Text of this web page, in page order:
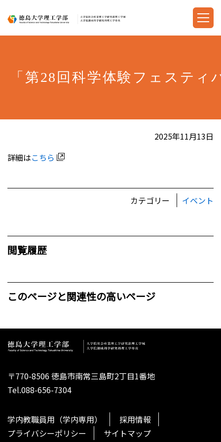
「第28回科学体験フェステ
2025年11月13日
詳細はこちら
カテゴリー イベント
閲覧履歴
このページと関連性の高いページ
〒770-8506 徳島市南常三島町2丁目1番地
Tel.088-656-7304
学内教職員用（学内専用）
採用情報
プライバシーポリシー
サイトマップ